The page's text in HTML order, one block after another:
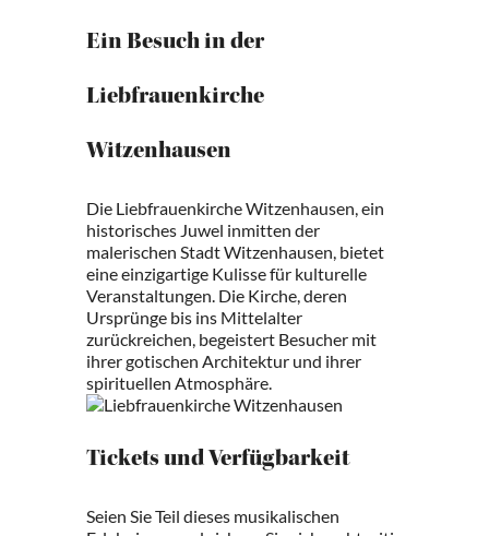
Ein Besuch in der
Liebfrauenkirche
Witzenhausen
Die Liebfrauenkirche Witzenhausen, ein
historisches Juwel inmitten der
malerischen Stadt Witzenhausen, bietet
eine einzigartige Kulisse für kulturelle
Veranstaltungen. Die Kirche, deren
Ursprünge bis ins Mittelalter
zurückreichen, begeistert Besucher mit
ihrer gotischen Architektur und ihrer
spirituellen Atmosphäre.
Tickets und Verfügbarkeit
Seien Sie Teil dieses musikalischen